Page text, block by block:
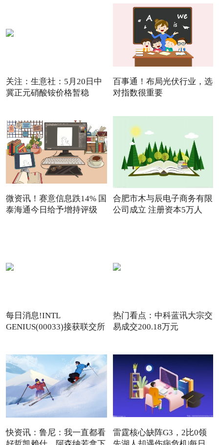
关注：生意社：5月20日中
冀正元硝酸铵价格暂稳
百事通！布局光伏行业，选
对指数很重要
微资讯！赛意信息跌14% 国
泰海通今日给予增持评级
合肥市木与辰电子商务有限
公司成立 注册资本5万人
每日消息!INTL
GENIUS(00033)接获联交所
热门看点：中科蓝讯大宗交
易成交200.18万元
快资讯：鲁尼：我一直都看
雷霆核心缺阵G3，2比0领